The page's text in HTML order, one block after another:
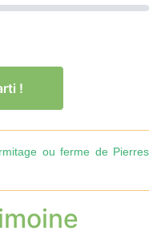
!
ou ferme de Pierres